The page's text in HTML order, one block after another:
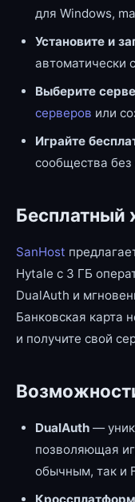
для Windows,
Установите и
автоматически
Выберите
серверов или
Играйте
сообщества без
Бесплатный
SanHost
Hytale с 3 ГБ
DualAuth и
Банковская карта
и получите свой
DualAuth —
позволяющая
обычным, так и